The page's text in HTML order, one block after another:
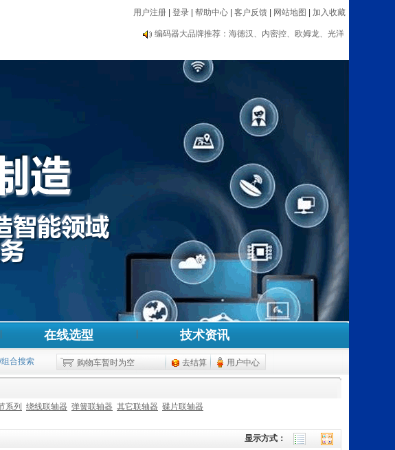
用户注册 登录 帮助中心 客户反馈 网站地图 加入收藏
编码器大品牌推荐：海德汉、内密控、欧姆龙、光洋
速器等设备
编码器大品牌推荐：海德汉、内密控、欧姆龙、光洋
自动化类：传感器、编码器、电子手轮、数显表、测
在线选型 技术资讯
合搜索 购物车暂时为空 去结算 用户中心
系列 绕线联轴器 弹簧联轴器 其它联轴器 碟片联轴器
显示方式：